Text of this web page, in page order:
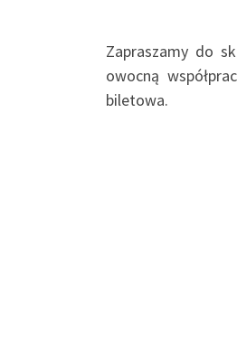
Zapraszamy do
owocną
biletowa.